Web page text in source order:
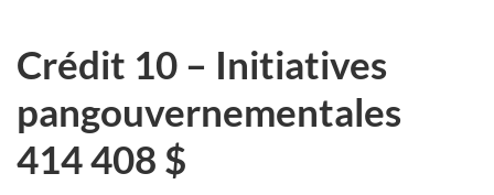
Crédit 10 – Initiatives
pangouvernementales
414 408 $